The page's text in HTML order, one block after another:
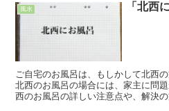
風水 「北西
ご自宅のお風呂は、もしかして北西
北西のお風呂の場合には、家主に問
西のお風呂の詳しい注意点や、解決